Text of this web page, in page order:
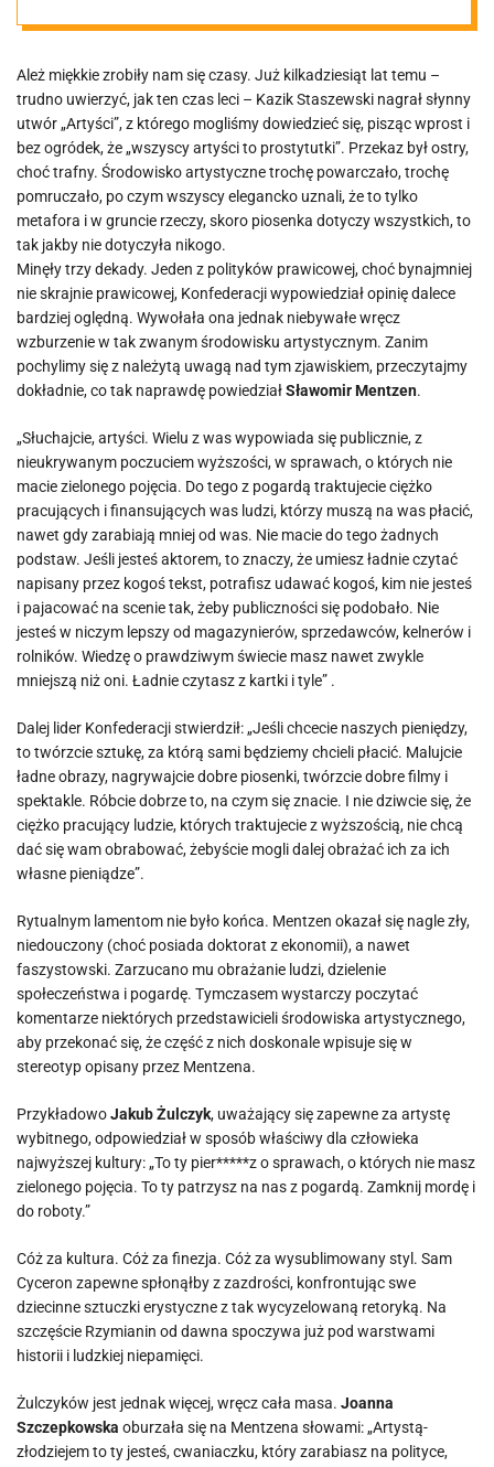
Biernackim
Ależ miękkie zrobiły nam się czasy. Już kilkadziesiąt lat temu –
trudno uwierzyć, jak ten czas leci – Kazik Staszewski nagrał słynny
utwór „Artyści”, z którego mogliśmy dowiedzieć się, pisząc wprost i
bez ogródek, że „wszyscy artyści to prostytutki”. Przekaz był ostry,
choć trafny. Środowisko artystyczne trochę powarczało, trochę
pomruczało, po czym wszyscy elegancko uznali, że to tylko
metafora i w gruncie rzeczy, skoro piosenka dotyczy wszystkich, to
tak jakby nie dotyczyła nikogo.
Minęły trzy dekady. Jeden z polityków prawicowej, choć bynajmniej
nie skrajnie prawicowej, Konfederacji wypowiedział opinię dalece
bardziej oględną. Wywołała ona jednak niebywałe wręcz
wzburzenie w tak zwanym środowisku artystycznym. Zanim
pochylimy się z należytą uwagą nad tym zjawiskiem, przeczytajmy
dokładnie, co tak naprawdę powiedziałSławomir Mentzen.
„Słuchajcie, artyści. Wielu z was wypowiada się publicznie, z
nieukrywanym poczuciem wyższości, w sprawach, o których nie
macie zielonego pojęcia. Do tego z pogardą traktujecie ciężko
pracujących i finansujących was ludzi, którzy muszą na was płacić,
nawet gdy zarabiają mniej od was. Nie macie do tego żadnych
podstaw. Jeśli jesteś aktorem, to znaczy, że umiesz ładnie czytać
napisany przez kogoś tekst, potrafisz udawać kogoś, kim nie jesteś
i pajacować na scenie tak, żeby publiczności się podobało. Nie
jesteś w niczym lepszy od magazynierów, sprzedawców, kelnerów i
rolników. Wiedzę o prawdziwym świecie masz nawet zwykle
mniejszą niż oni. Ładnie czytasz z kartki i tyle” .
Dalej lider Konfederacji stwierdził: „Jeśli chcecie naszych pieniędzy,
to twórzcie sztukę, za którą sami będziemy chcieli płacić. Malujcie
ładne obrazy, nagrywajcie dobre piosenki, twórzcie dobre filmy i
spektakle. Róbcie dobrze to, na czym się znacie. I nie dziwcie się, że
ciężko pracujący ludzie, których traktujecie z wyższością, nie chcą
dać się wam obrabować, żebyście mogli dalej obrażać ich za ich
własne pieniądze”.
Rytualnym lamentom nie było końca. Mentzen okazał się nagle zły,
niedouczony (choć posiada doktorat z ekonomii), a nawet
faszystowski. Zarzucano mu obrażanie ludzi, dzielenie
społeczeństwa i pogardę. Tymczasem wystarczy poczytać
komentarze niektórych przedstawicieli środowiska artystycznego,
aby przekonać się, że część z nich doskonale wpisuje się w
stereotyp opisany przez Mentzena.
PrzykładowoJakub Żulczyk, uważający się zapewne za artystę
wybitnego, odpowiedział w sposób właściwy dla człowieka
najwyższej kultury: „To ty pier*****z o sprawach, o których nie masz
zielonego pojęcia. To ty patrzysz na nas z pogardą. Zamknij mordę i
do roboty.”
Cóż za kultura. Cóż za finezja. Cóż za wysublimowany styl. Sam
Cyceron zapewne spłonąłby z zazdrości, konfrontując swe
dziecinne sztuczki erystyczne z tak wycyzelowaną retoryką. Na
szczęście Rzymianin od dawna spoczywa już pod warstwami
historii i ludzkiej niepamięci.
Żulczyków jest jednak więcej, wręcz cała masa. Joanna
Szczepkowska oburzała się na Mentzena słowami: „Artystą-
złodziejem to ty jesteś, cwaniaczku, który zarabiasz na polityce,